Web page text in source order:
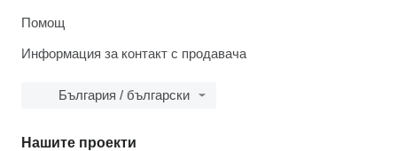
Помощ
Информация за контакт с продавача
България / български
Нашите проекти